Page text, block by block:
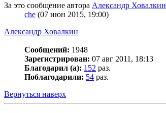
За это сообщение автора Александр Ховалкин
che (07 июн 2015, 19:00)
Александр Ховалкин
Сообщений: 1948
Зарегистрирован: 07 авг 2011, 18:13
Благодарил (а): 152 раз.
Поблагодарили: 54 раз.
Вернуться наверх